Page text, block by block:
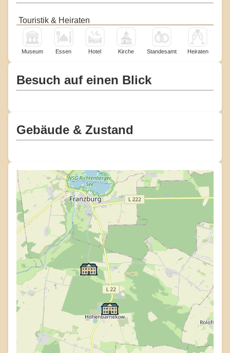
Touristik & Heiraten
Museum Essen Hotel Kirche Standesamt Heiraten
Besuch auf einen Blick
Gebäude & Zustand